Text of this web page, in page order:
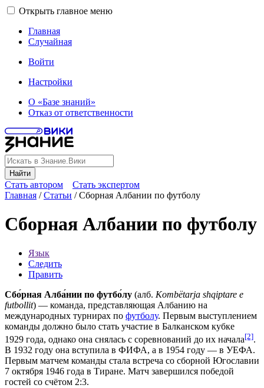
Открыть главное меню
Главная
Случайная
Войти
Настройки
О «Базе знаний»
Отказ от ответственности
Найти
Стать автором
Стать экспертом
Главная /Статьи /Сборная Албании по футболу
Сборная Албании по футболу
Язык
Следить
Править
Сбо́рная Алба́нии по футбо́лу (алб. Kombëtarja shqiptare e
futbollit) — команда, представляющая Албанию на
международных турнирах по футболу. Первым выступлением
команды должно было стать участие в Балканском кубке
1929 года, однако она снялась с соревнований до их начала[2].
В 1932 году она вступила в ФИФА, а в 1954 году — в УЕФА.
Первым матчем команды стала встреча со сборной Югославии
7 октября 1946 года в Тиране. Матч завершился победой
гостей со счётом 2:3.